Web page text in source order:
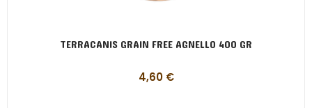
TERRACANIS GRAIN FREE AGNELLO 400 GR
4,60 €